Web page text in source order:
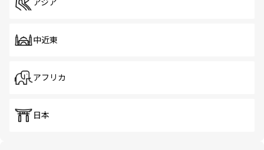
アジア
中近東
アフリカ
日本